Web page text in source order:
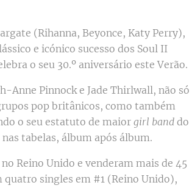
(Rihanna, Beyonce, Katy Perry),
e icónico sucesso dos Soul II
o seu 30.º aniversário este Verão.
Anne Pinnock e Jade Thirlwall, não só
pop britânicos, como também
o seu estatuto de maior girl band do
tabelas, álbum após álbum.
Reino Unido e venderam mais de 45
singles em #1 (Reino Unido),